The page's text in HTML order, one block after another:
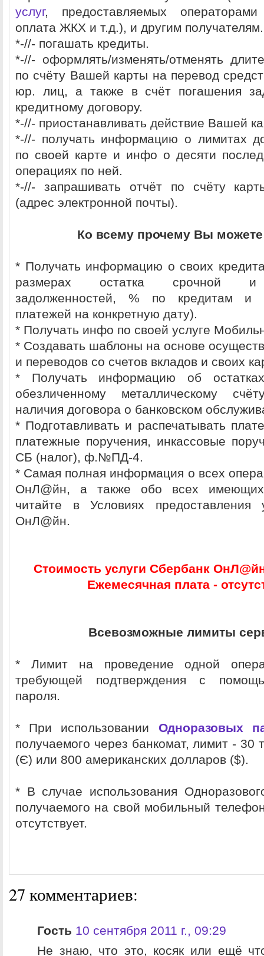
услуг, предоставляемых
оплата ЖКХ и т.д.), и другим получателям.
*-//- погашать кредиты.
*-//- оформлять/изменять/отменять
по счёту Вашей карты на перевод
юр. лиц, а также в счёт погашения
кредитному договору.
*-//- приостанавливать действие Вашей
*-//- получать информацию о лимитах
по своей карте и инфо о десяти
операциях по ней.
*-//- запрашивать отчёт по счёту
(адрес электронной почты).
Ко всему прочему Вы можете
* Получать информацию о своих
размерах остатка срочной и
задолженностей, % по кредитам и
платежей на конкретную дату).
* Получать инфо по своей услуге
* Cоздавать шаблоны на основе
и переводов со счетов вкладов и своих
* Получать информацию об
обезличенному металлическому
наличия договора о банковском
* Подготавливать и распечатывать
платежные поручения, инкассовые
СБ (налог), ф.№ПД-4.
* Самая полная информация о всех
ОнЛ@йн, а также обо всех
читайте в Условиях предоставления
ОнЛ@йн.
Стоимость услуги Сбербанк
Ежемесячная плата -
Всевозможные лимиты
* Лимит на проведение одной
требующей подтверждения с
пароля.
* При использовании Одноразовых
получаемого через банкомат, лимит - 30
(Є) или 800 американских долларов ($).
* В случае использования
получаемого на свой мобильный
отсутствует.
27 комментариев:
Гость 10 сентября 2011 г., 09:29
Не знаю, что это, косяк или ещё